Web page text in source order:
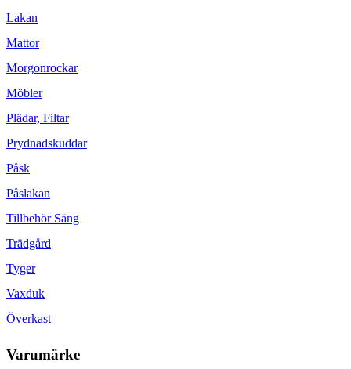
Lakan
Mattor
Morgonrockar
Möbler
Plädar, Filtar
Prydnadskuddar
Påsk
Påslakan
Tillbehör Säng
Trädgård
Tyger
Vaxduk
Överkast
Varumärke